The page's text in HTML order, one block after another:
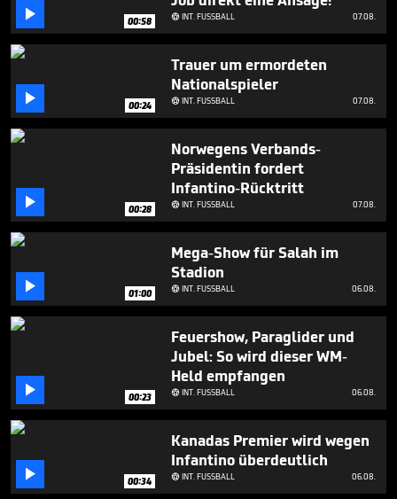
minute,
seconds
 00:58 INT. FUSSBALL 07.08.
 00:24
Trauer um ermordeten
Nationalspieler
INT. FUSSBALL 07.08.
 00:28
Norwegens Verbands-
Präsidentin fordert
Infantino-Rücktritt
INT. FUSSBALL 07.08.
 01:00
Mega-Show für Salah im
Stadion
INT. FUSSBALL 06.08.
 00:23
Feuershow, Paraglider und
Jubel: So wird dieser WM-
Held empfangen
INT. FUSSBALL 06.08.
 00:34
Kanadas Premier wird wegen
Infantino überdeutlich
INT. FUSSBALL 06.08.